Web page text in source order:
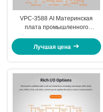
VPC-3588 AI Материнская
плата промышленного
int4/int8/int16/FP16/BF16/TF32
HDMI 2.1 Интерфейс
Лучшая цена